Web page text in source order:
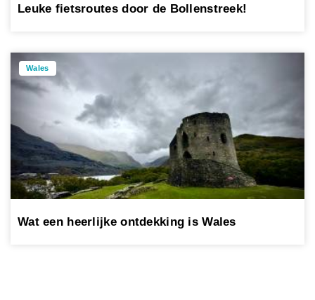
Leuke fietsroutes door de Bollenstreek!
Wales
Wat een heerlijke ontdekking is Wales